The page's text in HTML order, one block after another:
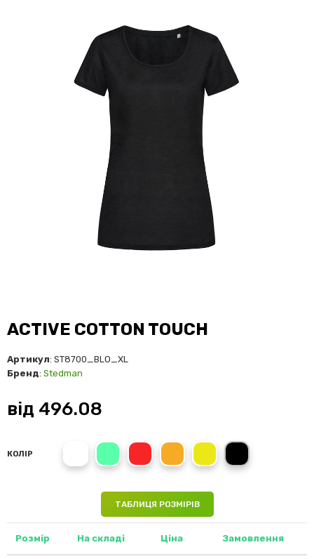
ACTIVE COTTON TOUCH
Артикул: ST8700_BLO_XL
Бренд: Stedman
від 496.08
КОЛІР
Kiwi GreenCrimson RedCyber OrangeCyber Yellow
Black Opal
ТАБЛИЦЯ РОЗМІРІВ
Розмір На складі Ціна Замовлення